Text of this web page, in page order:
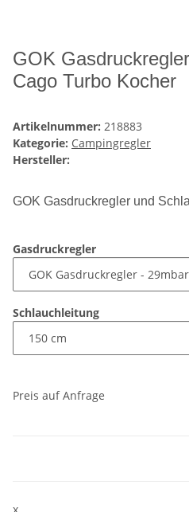
GOK
Cago Turbo Kocher
Artikelnummer: 218883
Kategorie: Campingregler
Hersteller:
GOK Gasdruckregler und
Gasdruckregler
Schlauchleitung
Preis auf Anfrage